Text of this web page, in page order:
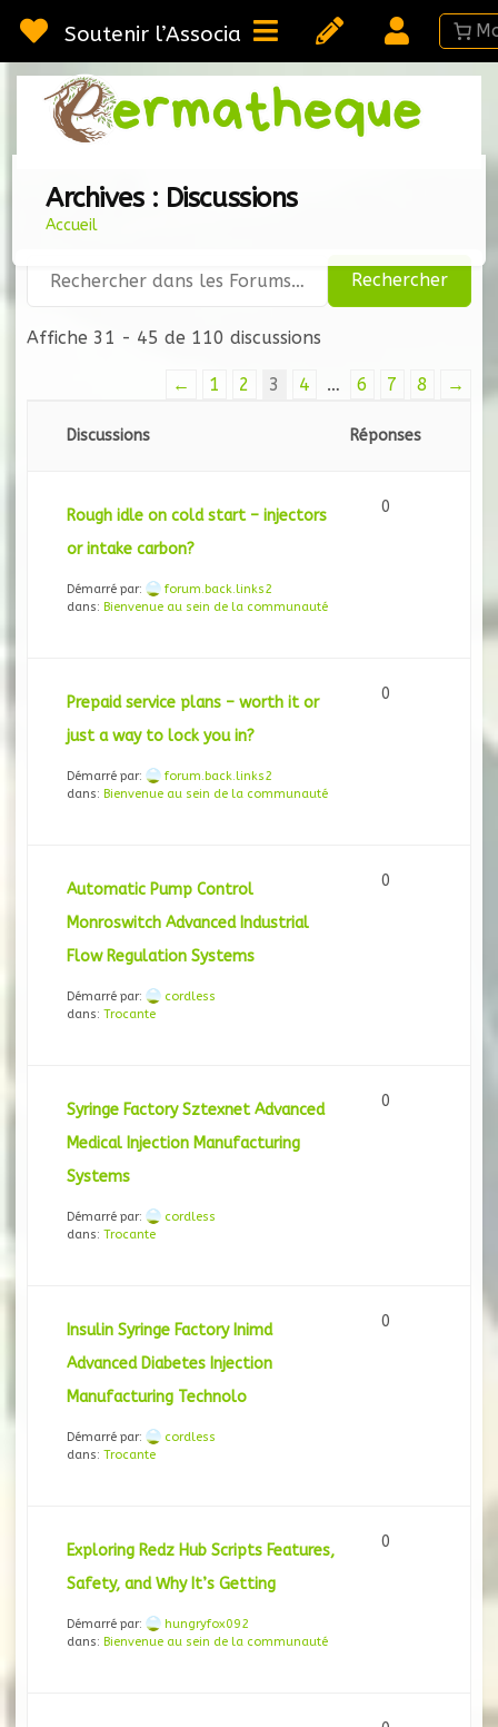
au
contenu
Soutenir l’Association
Archives : Discussions
Accueil
Affiche 31 - 45 de 110 discussions
← 1 2 3 4 … 6 7 8 →
Discussions Réponses
Rough idle on cold start – injectors
or intake carbon?
Démarré par:
forum.back.links2
dans: Bienvenue au sein de la communauté
0
Prepaid service plans – worth it or
just a way to lock you in?
Démarré par:
forum.back.links2
dans: Bienvenue au sein de la communauté
0
Automatic Pump Control
Monroswitch Advanced Industrial
Flow Regulation Systems
Démarré par:
cordless
dans: Trocante
0
Syringe Factory Sztexnet Advanced
Medical Injection Manufacturing
Systems
Démarré par:
cordless
dans: Trocante
0
Insulin Syringe Factory Inimd
Advanced Diabetes Injection
Manufacturing Technolo
Démarré par:
cordless
dans: Trocante
0
Exploring Redz Hub Scripts Features,
Safety, and Why It’s Getting
Démarré par:
hungryfox092
dans: Bienvenue au sein de la communauté
0